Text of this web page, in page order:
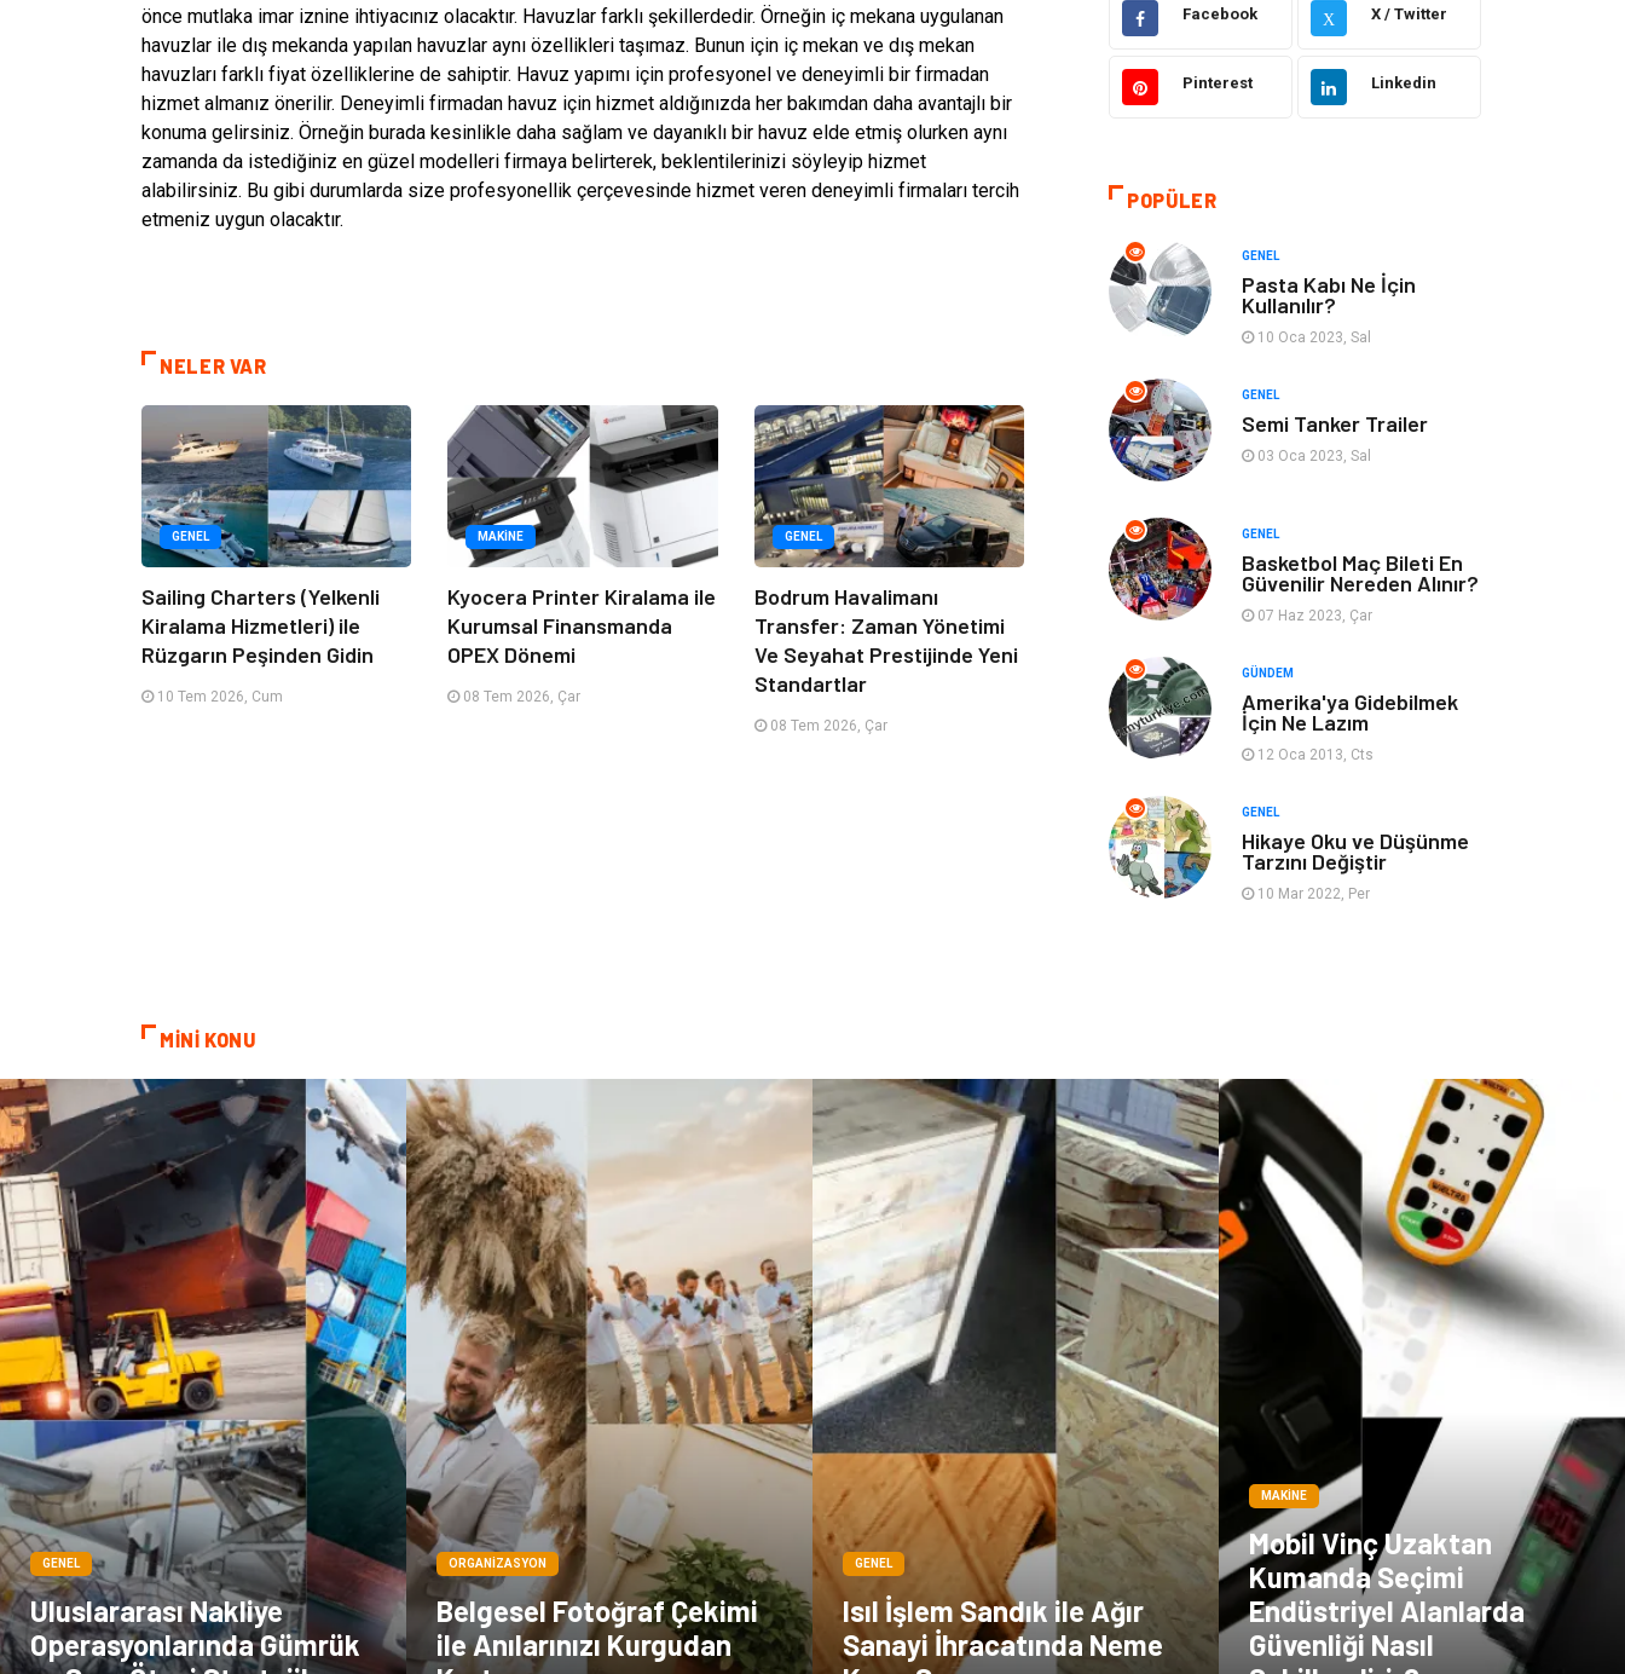
önce mutlaka imar iznine ihtiyacınız olacaktır. Havuzlar farklı şekillerdedir. Örneğin iç mekana uygulanan
havuzlar ile dış mekanda yapılan havuzlar aynı özellikleri taşımaz. Bunun için iç mekan ve dış mekan
havuzları farklı fiyat özelliklerine de sahiptir. Havuz yapımı için profesyonel ve deneyimli bir firmadan
hizmet almanız önerilir. Deneyimli firmadan havuz için hizmet aldığınızda her bakımdan daha avantajlı bir
konuma gelirsiniz. Örneğin burada kesinlikle daha sağlam ve dayanıklı bir havuz elde etmiş olurken aynı
zamanda da istediğiniz en güzel modelleri firmaya belirterek, beklentilerinizi söyleyip hizmet
alabilirsiniz. Bu gibi durumlarda size profesyonellik çerçevesinde hizmet veren deneyimli firmaları tercih
etmeniz uygun olacaktır.
NELER VAR
GENEL
Sailing Charters (Yelkenli
Kiralama Hizmetleri) ile
Rüzgarın Peşinden Gidin
10 Tem 2026, Cum
MAKINE
Kyocera Printer Kiralama ile
Kurumsal Finansmanda
OPEX Dönemi
08 Tem 2026, Çar
GENEL
Bodrum Havalimanı
Transfer: Zaman Yönetimi
Ve Seyahat Prestijinde Yeni
Standartlar
08 Tem 2026, Çar
Makine Giyim
Kültür Organizasyon
Finans & Ekonomi
Bilgisayar &
Yazılım
Bebek Giyim Moda
Blogroll
Markalar Bilet
Tarih Spor Malzemeleri
Facebook X X / Twitter
Pinterest Linkedin
POPÜLER
GENEL
Pasta Kabı Ne İçin
Kullanılır?
10 Oca 2023, Sal
GENEL
Semi Tanker Trailer
03 Oca 2023, Sal
GENEL
Basketbol Maç Bileti En
Güvenilir Nereden Alınır?
07 Haz 2023, Çar
GÜNDEM
Amerika'ya Gidebilmek
İçin Ne Lazım
12 Oca 2013, Cts
GENEL
Hikaye Oku ve Düşünme
Tarzını Değiştir
10 Mar 2022, Per
MİNİ KONU
GENEL
Uluslararası Nakliye
Operasyonlarında Gümrük
ORGANIZASYON
Belgesel Fotoğraf Çekimi
ile Anılarınızı Kurgudan
GENEL
Isıl İşlem Sandık ile Ağır
Sanayi İhracatında Neme
MAKINE
Mobil Vinç Uzaktan
Kumanda Seçimi
Endüstriyel Alanlarda
Güvenliği Nasıl